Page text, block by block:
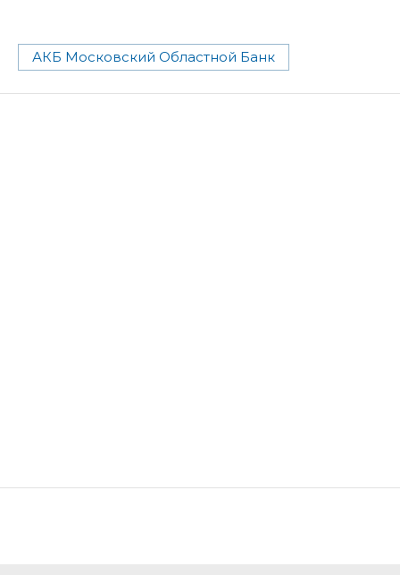
АКБ Московский Областной Банк